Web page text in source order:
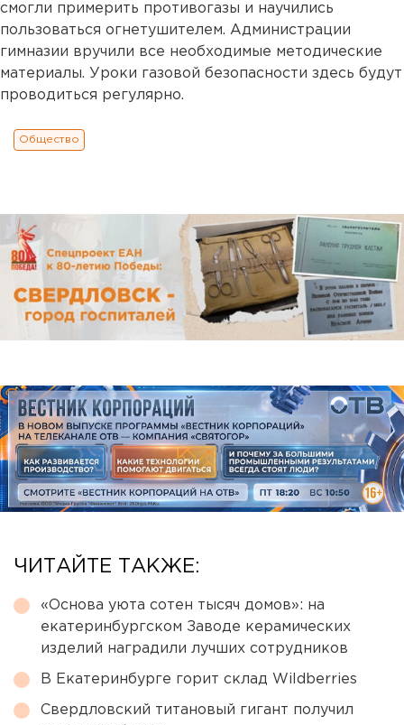
смогли примерить противогазы и научились
пользоваться огнетушителем. Администрации
гимназии вручили все необходимые методические
материалы. Уроки газовой безопасности здесь будут
проводиться регулярно.
Общество
ЧИТАЙТЕ ТАКЖЕ:
«Основа уюта сотен тысяч домов»: на
екатеринбургском Заводе керамических
изделий наградили лучших сотрудников
В Екатеринбурге горит склад Wildberries
Свердловский титановый гигант получил